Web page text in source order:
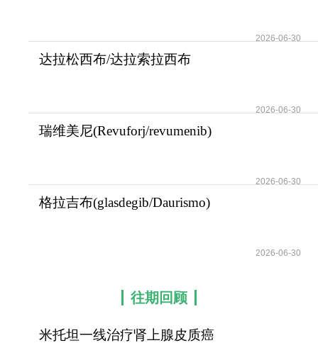
2026-06-30
达拉松西布/达拉索拉西布
2026-06-30
瑞维美尼(Revuforj/revumenib)
2026-06-30
格拉吉布(glasdegib/Daurismo)
2026-06-30
往期回顾
米托坦一线治疗肾上腺皮质癌